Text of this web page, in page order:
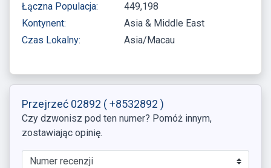
Łączna Populacja:
449,198
Kontynent:
Asia & Middle East
Czas Lokalny:
Asia/Macau
Przejrzeć 02892 ( +8532892 )
Czy dzwonisz pod ten numer? Pomóż innym,
zostawiając opinię.